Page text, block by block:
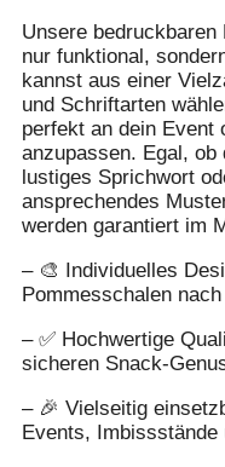
Unsere
nur funktional,
kannst aus einer
und Schriftarten
perfekt an dein Event
anzupassen. Egal, ob
lustiges Sprichwort
ansprechendes
werden garantiert im
– 🎨 Individuelles
Pommesschalen
– ✅ Hochwertige
sicheren Snack-
– 🎉 Vielseitig
Events, Imbissstände